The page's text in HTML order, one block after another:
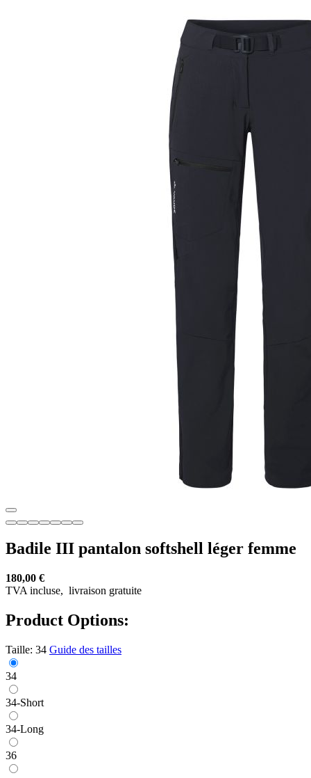
Badile III pantalon softshell léger femme
180,00 €
TVA incluse, livraison gratuite
Product Options:
Taille: 34 Guide des tailles
34
34-Short
34-Long
36